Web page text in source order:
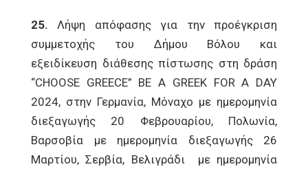
25.Λήψη απόφασης για την προέγκριση
συμμετοχής του Δήμου Βόλου και
εξειδίκευση διάθεσης πίστωσης στη δράση
“CHOOSE GREECE” BE A GREEK FOR A DAY
2024, στην Γερμανία, Μόναχο με ημερομηνία
διεξαγωγής 20 Φεβρουαρίου, Πολωνία,
Βαρσοβία με ημερομηνία διεξαγωγής 26
Μαρτίου, Σερβία, Βελιγράδι με ημερομηνία